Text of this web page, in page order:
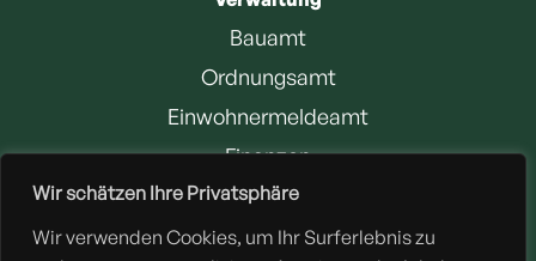
Wir schätzen Ihre Privatsphäre
Wir verwenden Cookies, um Ihr Surferlebnis zu
Bauamt
Ordnungsamt
Einwohnermeldeamt
Finanzen
Jobangebote
Downloads